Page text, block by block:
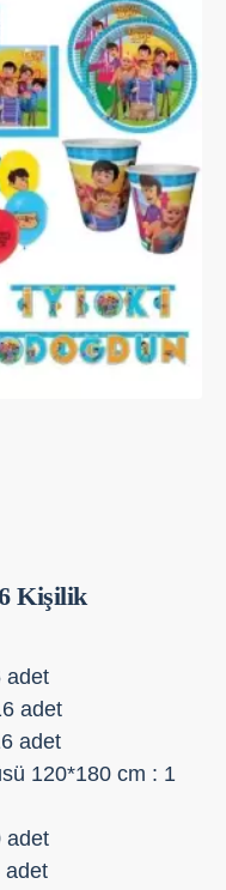
Kişilik
adet
adet
adet
120*180 cm : 1
adet
adet